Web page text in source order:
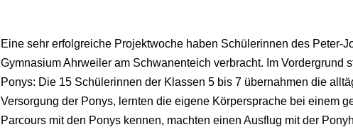
Eine sehr erfolgreiche Projektwoche haben Schülerinnen des Peter-
Gymnasium Ahrweiler am Schwanenteich verbracht. Im Vordergrund
Ponys: Die 15 Schülerinnen der Klassen 5 bis 7 übernahmen die
Versorgung der Ponys, lernten die eigene Körpersprache bei einem
Parcours mit den Ponys kennen, machten einen Ausflug mit der